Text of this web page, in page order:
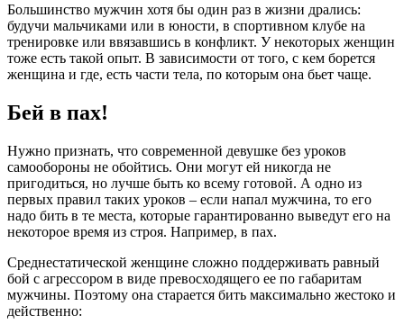
Большинство мужчин хотя бы один раз в жизни дрались:
будучи мальчиками или в юности, в спортивном клубе на
тренировке или ввязавшись в конфликт. У некоторых женщин
тоже есть такой опыт. В зависимости от того, с кем борется
женщина и где, есть части тела, по которым она бьет чаще.
Бей в пах!
Нужно признать, что современной девушке без уроков
самообороны не обойтись. Они могут ей никогда не
пригодиться, но лучше быть ко всему готовой. А одно из
первых правил таких уроков – если напал мужчина, то его
надо бить в те места, которые гарантированно выведут его на
некоторое время из строя. Например, в пах.
Среднестатической женщине сложно поддерживать равный
бой с агрессором в виде превосходящего ее по габаритам
мужчины. Поэтому она старается бить максимально жестоко и
действенно: